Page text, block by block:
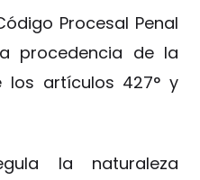
Procesal Penal
procedencia de la
artículos 427° y
la naturaleza